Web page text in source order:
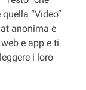
“Video”
anonima e
e app e ti
i loro